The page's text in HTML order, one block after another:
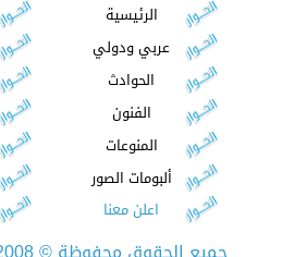
الرئيسية
عربي ودولي
الحوادث
الفنون
المنوعات
ألبومات الصور
اعلن معنا